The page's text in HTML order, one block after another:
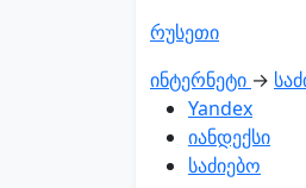
რუსეთი
ინტერნეტი →
Yandex
იანდექსი
საძიებო